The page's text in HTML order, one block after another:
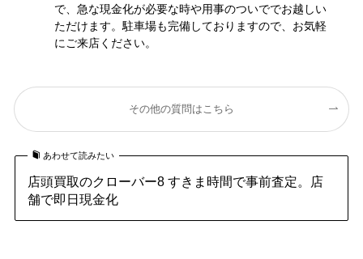
で、急な現金化が必要な時や用事のついででお越しい
ただけます。駐車場も完備しておりますので、お気軽
にご来店ください。
その他の質問はこちら
あわせて読みたい
店頭買取のクローバー8 すきま時間で事前査定。店
舗で即日現金化